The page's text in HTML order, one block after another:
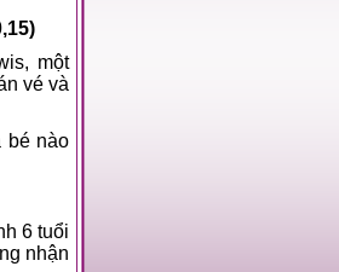
một
vé và
bé nào
6 tuổi
nhận